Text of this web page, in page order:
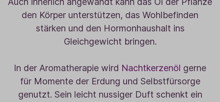
den Körper unterstützen, das Wohlbefinden
stärken und den Hormonhaushalt ins
Gleichgewicht bringen.
In der Aromatherapie wird Nachtkerzenöl gerne
für Momente der Erdung und Selbstfürsorge
genutzt. Sein leicht nussiger Duft schenkt ein